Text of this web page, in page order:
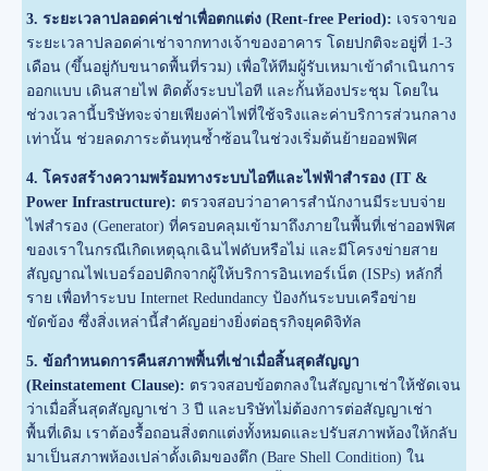
3. ระยะเวลาปลอดค่าเช่าเพื่อตกแต่ง (Rent-free Period): เจรจาขอ
ระยะเวลาปลอดค่าเช่าจากทางเจ้าของอาคาร โดยปกติจะอยู่ที่ 1-3
เดือน (ขึ้นอยู่กับขนาดพื้นที่รวม) เพื่อให้ทีมผู้รับเหมาเข้าดำเนินการ
ออกแบบ เดินสายไฟ ติดตั้งระบบไอที และกั้นห้องประชุม โดยใน
ช่วงเวลานี้บริษัทจะจ่ายเพียงค่าไฟที่ใช้จริงและค่าบริการส่วนกลาง
เท่านั้น ช่วยลดภาระต้นทุนซ้ำซ้อนในช่วงเริ่มต้นย้ายออฟฟิศ
4. โครงสร้างความพร้อมทางระบบไอทีและไฟฟ้าสำรอง (IT &
Power Infrastructure): ตรวจสอบว่าอาคารสำนักงานมีระบบจ่าย
ไฟสำรอง (Generator) ที่ครอบคลุมเข้ามาถึงภายในพื้นที่เช่าออฟฟิศ
ของเราในกรณีเกิดเหตุฉุกเฉินไฟดับหรือไม่ และมีโครงข่ายสาย
สัญญาณไฟเบอร์ออปติกจากผู้ให้บริการอินเทอร์เน็ต (ISPs) หลักกี่
ราย เพื่อทำระบบ Internet Redundancy ป้องกันระบบเครือข่าย
ขัดข้อง ซึ่งสิ่งเหล่านี้สำคัญอย่างยิ่งต่อธุรกิจยุคดิจิทัล
5. ข้อกำหนดการคืนสภาพพื้นที่เช่าเมื่อสิ้นสุดสัญญา
(Reinstatement Clause): ตรวจสอบข้อตกลงในสัญญาเช่าให้ชัดเจน
ว่าเมื่อสิ้นสุดสัญญาเช่า 3 ปี และบริษัทไม่ต้องการต่อสัญญาเช่า
พื้นที่เดิม เราต้องรื้อถอนสิ่งตกแต่งทั้งหมดและปรับสภาพห้องให้กลับ
มาเป็นสภาพห้องเปล่าดั้งเดิมของตึก (Bare Shell Condition) ใน